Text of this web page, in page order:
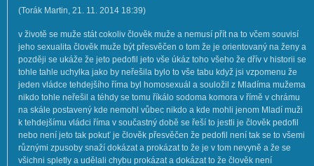
(Torák Martin, 21. 11. 2014 18:39)
v životě se muže stát cokoliv člověk muže a nemusí přít na to včem souvisí
jeho sexualita člověk muže být přesvěčen o tom že je orientovaný na ženy a
později se ukáže že jeto pedofil jeto vše úkáz toho všeho že dřív v historii se
tohle tahle uchylka jako by neřešila bylo to vše tabu když jsi vzpomenu že
jeden vládce tehdejšího říma byl homosexuál a souložil z Mladíma mužema
nikdo tohle neřešil a téhdy se tomu říkálo sodoma komora v římě v chrámu
na skále postavený kde nemohl vůbec nikdo a kde mohli jenom Mladí muži
k tehdejšímu vládci říma v součastný době se řeší to jestli je člověk pedofil
nebo není jeto tak pokuť je člověk přesvěčen že pedofil není tak se to všemi
různými zpusoby snaží dokázat a prokázat to že je v tom nevyně a že se
všichni spletly a udělali chybu prokázat a dokázat to že člověk není